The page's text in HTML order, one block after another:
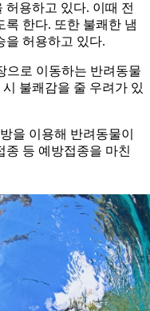
용하고 있다. 이때 전
록 한다. 또한 불쾌한 냄
을 허용하고 있다.
으로 이동하는 반려동물
불쾌감을 줄 우려가 있
을 이용해 반려동물이
종 등 예방접종을 마친